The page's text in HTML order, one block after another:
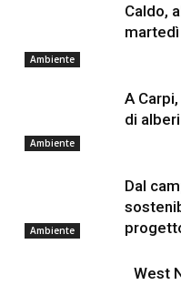
Ambiente
Caldo,
Ambiente
A
di alberi
Ambiente
Dal
West